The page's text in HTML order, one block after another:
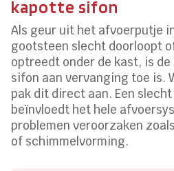
kapotte sifon
Als geur uit het afvoerputje
gootsteen slecht doorloopt
optreedt onder de kast, is
sifon aan vervanging toe is.
pak dit direct aan. Een
beïnvloedt het hele
problemen veroorzaken
of schimmelvorming.